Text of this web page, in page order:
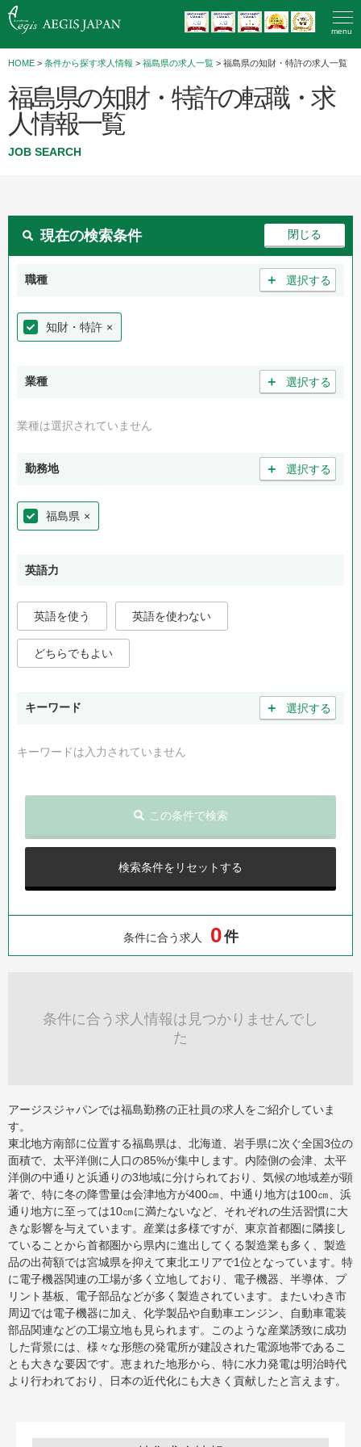
menu
HOME > 条件から探す求人情報 > 福島県の求人一覧 > 福島県の知財・特許の求人一覧
福島県の知財・特許の転職・求
人情報一覧
JOB SEARCH
現在の検索条件
職種 ＋ 選択する
知財・特許 ×
業種 ＋ 選択する
業種は選択されていません
勤務地 ＋ 選択する
福島県 ×
英語力
英語を使う 英語を使わない
どちらでもよい
キーワード ＋ 選択する
キーワードは入力されていません
検索条件をリセットする
この条件で検索
条件に合う求人 0件
条件に合う求人情報は見つかりませんでし
た
アージスジャパンでは福島勤務の正社員の求人をご紹介していま
す。
東北地方南部に位置する福島県は、北海道、岩手県に次ぐ全国3位の
面積で、太平洋側に人口の85%が集中します。内陸側の会津、太平
洋側の中通りと浜通りの3地域に分けられており、気候の地域差が顕
著で、特に冬の降雪量は会津地方が400㎝、中通り地方は100㎝、浜
通り地方に至っては10㎝に満たないなど、それぞれの生活習慣に大
きな影響を与えています。産業は多様ですが、東京首都圏に隣接し
ていることから首都圏から県内に進出してくる製造業も多く、製造
品の出荷額では宮城県を抑えて東北エリアで1位となっています。特
に電子機器関連の工場が多く立地しており、電子機器、半導体、プ
リント基板、電子部品などが多く製造されています。またいわき市
周辺では電子機器に加え、化学製品や自動車エンジン、自動車電装
部品関連などの工場立地も見られます。このような産業誘致に成功
した背景には、様々な形態の発電所が建設された電源地帯であるこ
とも大きな要因です。恵まれた地形から、特に水力発電は明治時代
より行われており、日本の近代化にも大きく貢献したと言えます。